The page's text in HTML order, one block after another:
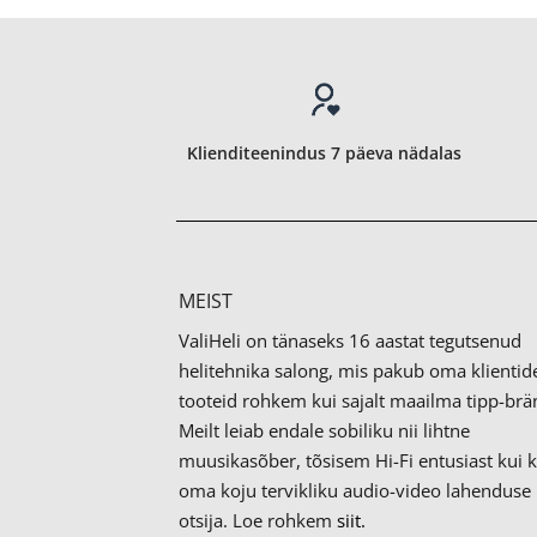
Klienditeenindus 7 päeva nädalas
MEIST
ValiHeli on tänaseks 16 aastat tegutsenud
helitehnika salong, mis pakub oma
tooteid rohkem kui sajalt maailma tipp-
Meilt leiab endale sobiliku nii lihtne
muusikasõber, tõsisem Hi-Fi entusiast kui
oma koju tervikliku audio-video lahenduse
otsija. Loe rohkemsiit.